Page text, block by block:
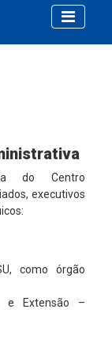
do Centro
executivos
como órgão
e Extensão –